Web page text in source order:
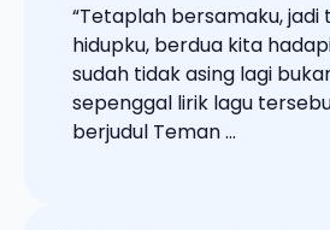
“Tetaplah bersamaku, jadi
hidupku, berdua kita
sudah tidak asing lagi
sepenggal lirik lagu
berjudul Teman ...